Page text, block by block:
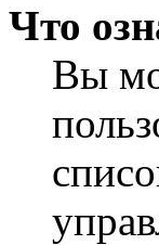
Что
Вы